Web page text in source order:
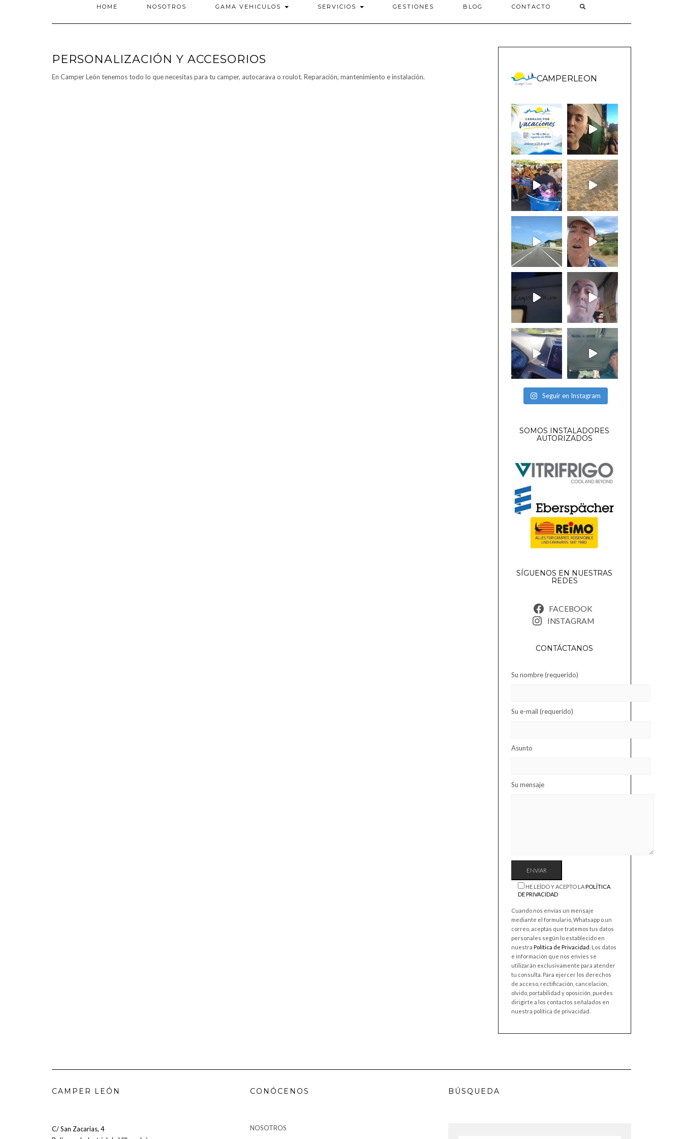
HOME NOSOTROS GAMA VEHICULOS SERVICIOS GESTIONES BLOG CONTACTO
PERSONALIZACIÓN Y ACCESORIOS
En Camper León tenemos todo lo que necesitas para tu camper, autocarava o roulot. Reparación, mantenimiento e instalación.
EQUIPAMIENTOS
CAMPERLEON
Seguir en Instagram
SOMOS INSTALADORES
AUTORIZADOS
SÍGUENOS EN NUESTRAS
REDES
FACEBOOK
INSTAGRAM
CONTÁCTANOS
Su nombre (requerido)
Su e-mail (requerido)
Asunto
Su mensaje
HE LEÍDO Y ACEPTO LAPOLÍTICA
DE PRIVACIDAD
Cuando nos envías un mensaje
mediante el formulario, Whatsapp o un
correo, aceptas que tratemos tus datos
personales según lo establecido en
nuestra Política de Privacidad . Los datos
e información que nos envíes se
utilizarán exclusivamente para atender
tu consulta. Para ejercer los derechos
de acceso, rectificación, cancelación,
olvido, portabilidad y oposición, puedes
dirigirte a los contactos señalados en
nuestra política de privacidad.
CAMPER LEÓN
C/ San Zacarias, 4
CONÓCENOS
NOSOTROS
BÚSQUEDA